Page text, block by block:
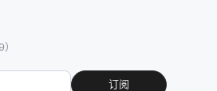
订阅